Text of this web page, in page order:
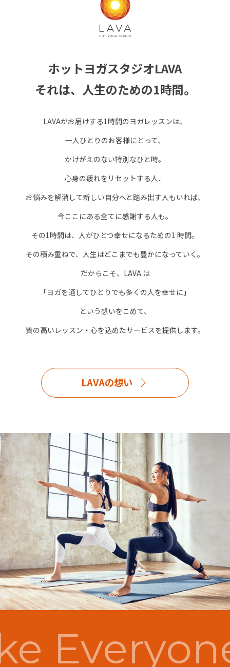
ホットヨガスタジオLAVA
それは、人生のための1時間。
LAVAがお届けする1時間のヨガレッスンは、
一人ひとりのお客様にとって、
かけがえのない特別なひと時。
心身の疲れをリセットする人、
お悩みを解消して新しい自分へと踏み出す人もいれば、
今ここにある全てに感謝する人も。
その1時間は、人がひとつ幸せになるための1 時間。
その積み重ねで、人生はどこまでも豊かになっていく。
だからこそ、LAVA は
「ヨガを通してひとりでも多くの人を幸せに」
という想いをこめて、
質の高いレッスン・心を込めたサービスを提供します。
LAVAの想い